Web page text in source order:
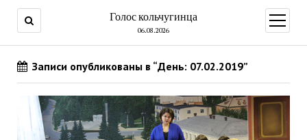
Голос кольчугинца
06.08.2026
меню
Записи опубликованы в “День: 07.02.2019”